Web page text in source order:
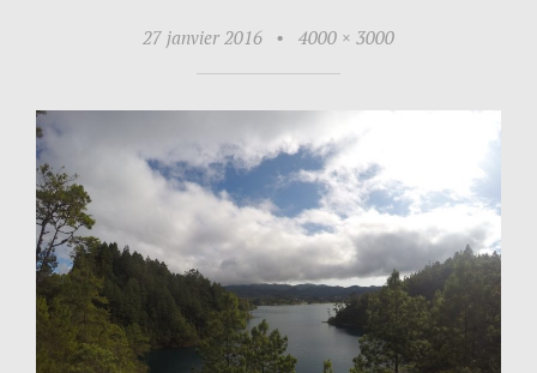
27 janvier 2016 • 4000 × 3000